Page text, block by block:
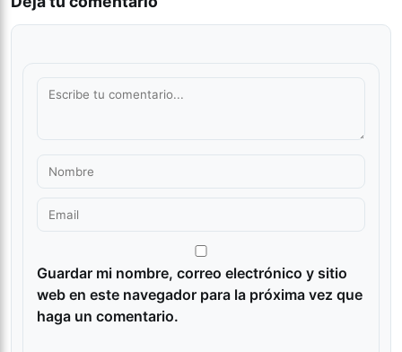
Guardar mi nombre, correo electrónico y sitio
web en este navegador para la próxima vez que
haga un comentario.